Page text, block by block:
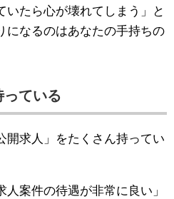
いたら心が壊れてしまう」と
になるのはあなたの手持ちの
ている
開求人」をたくさん持ってい
案件の待遇が非常に良い」